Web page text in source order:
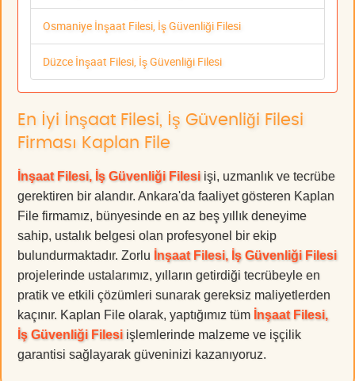
Osmaniye İnşaat Filesi, İş Güvenliği Filesi
Düzce İnşaat Filesi, İş Güvenliği Filesi
En İyi İnşaat Filesi, İş Güvenliği Filesi
Firması Kaplan File
İnşaat Filesi, İş Güvenliği Filesi işi, uzmanlık ve tecrübe
gerektiren bir alandır. Ankara'da faaliyet gösteren Kaplan
File firmamız, bünyesinde en az beş yıllık deneyime
sahip, ustalık belgesi olan profesyonel bir ekip
bulundurmaktadır. Zorlu İnşaat Filesi, İş Güvenliği Filesi
projelerinde ustalarımız, yılların getirdiği tecrübeyle en
pratik ve etkili çözümleri sunarak gereksiz maliyetlerden
kaçınır. Kaplan File olarak, yaptığımız tüm İnşaat Filesi,
İş Güvenliği Filesi işlemlerinde malzeme ve işçilik
garantisi sağlayarak güveninizi kazanıyoruz.